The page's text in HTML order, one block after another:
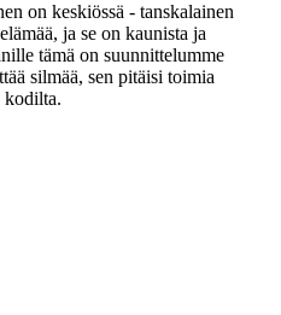
on keskiössä - tanskalainen
ja se on kaunista ja
tämä on suunnittelumme
silmää, sen pitäisi toimia
kodilta.